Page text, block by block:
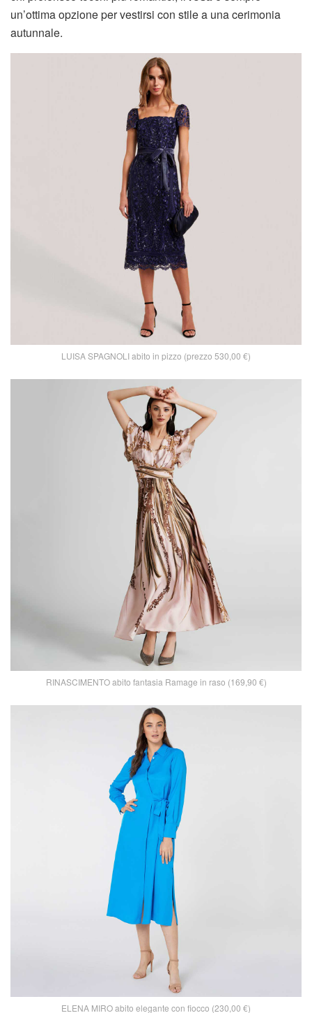
un’ottima opzione per vestirsi con stile a una cerimonia
autunnale.
LUISA SPAGNOLI abito in pizzo (prezzo 530,00 €)
RINASCIMENTO abito fantasia Ramage in raso (169,90 €)
ELENA MIRO abito elegante con fiocco (230,00 €)